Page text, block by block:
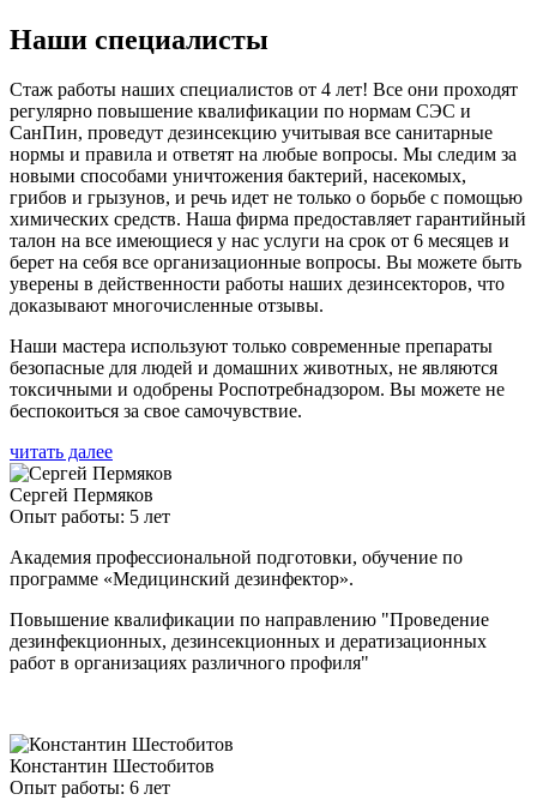
Наши специалисты
Стаж работы наших специалистов от 4 лет! Все они проходят
регулярно повышение квалификации по нормам СЭС и
СанПин, проведут дезинсекцию учитывая все санитарные
нормы и правила и ответят на любые вопросы. Мы следим за
новыми способами уничтожения бактерий, насекомых,
грибов и грызунов, и речь идет не только о борьбе с помощью
химических средств. Наша фирма предоставляет гарантийный
талон на все имеющиеся у нас услуги на срок от 6 месяцев и
берет на себя все организационные вопросы. Вы можете быть
уверены в действенности работы наших дезинсекторов, что
доказывают многочисленные отзывы.
Наши мастера используют только современные препараты
безопасные для людей и домашних животных, не являются
токсичными и одобрены Роспотребнадзором. Вы можете не
беспокоиться за свое самочувствие.
читать далее
Сергей Пермяков
Опыт работы: 5 лет
Академия профессиональной подготовки, обучение по
программе «Медицинский дезинфектор».
Повышение квалификации по направлению "Проведение
дезинфекционных, дезинсекционных и дератизационных
работ в организациях различного профиля"
Константин Шестобитов
Опыт работы: 6 лет